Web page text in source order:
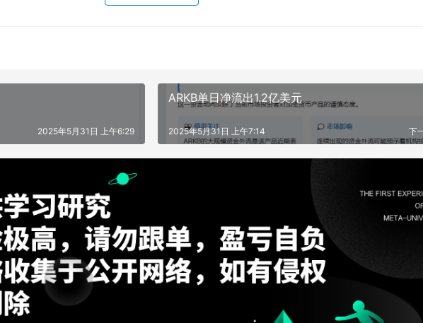
2025年5月31日 上午6:29
ARKB单日净流出1.2亿美元
下
2025年5月31日 上午7:14